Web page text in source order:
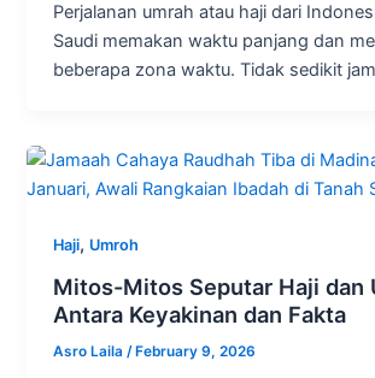
Perjalanan umrah atau haji dari
Saudi memakan waktu panjang dan
beberapa zona waktu. Tidak sedikit
Haji, Umroh
Mitos-Mitos Seputar Haji dan
Antara Keyakinan dan Fakta
Asro Laila /February 9, 2026